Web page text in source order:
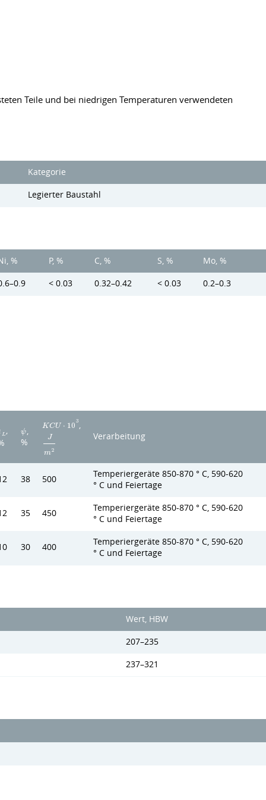
Teile und bei niedrigen Temperaturen verwendeten
Kategorie
Legierter Baustahl
% P, % C, % S, % Mo, %
< 0.03 0.32–0.42 < 0.03 0.2–0.3
L,
ψ,
%
KCU ⋅ 10
3 ,
J
m2
Verarbeitung
38 500
Temperiergeräte 850-870 ° C, 590-620
° C und Feiertage
35 450
Temperiergeräte 850-870 ° C, 590-620
° C und Feiertage
30 400
Temperiergeräte 850-870 ° C, 590-620
° C und Feiertage
Wert, HBW
207–235
237–321